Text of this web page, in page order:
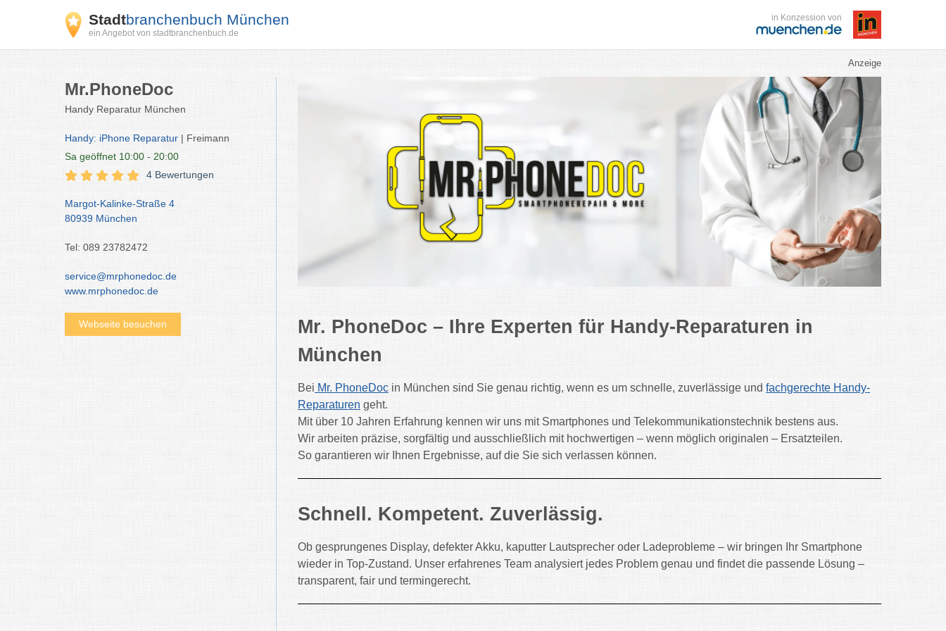
Stadtbranchenbuch München
ein Angebot von stadtbranchenbuch.de
in Konzession von
Anzeige
Mr.PhoneDoc
Handy Reparatur München
Handy: iPhone Reparatur | Freimann
Sa geöffnet 10:00 - 20:00
4 Bewertungen
Margot-Kalinke-Straße 4
80939 München
Tel: 089 23782472
service@mrphonedoc.de
www.mrphonedoc.de
Webseite besuchen
Mr. PhoneDoc – Ihre Experten für Handy-Reparaturen in
München
Bei Mr. PhoneDoc in München sind Sie genau richtig, wenn es um schnelle, zuverlässige und fachgerechte Handy-
Reparaturen geht.
Mit über 10 Jahren Erfahrung kennen wir uns mit Smartphones und Telekommunikationstechnik bestens aus.
Wir arbeiten präzise, sorgfältig und ausschließlich mit hochwertigen – wenn möglich originalen – Ersatzteilen.
So garantieren wir Ihnen Ergebnisse, auf die Sie sich verlassen können.
Schnell. Kompetent. Zuverlässig.
Ob gesprungenes Display, defekter Akku, kaputter Lautsprecher oder Ladeprobleme – wir bringen Ihr Smartphone
wieder in Top-Zustand. Unser erfahrenes Team analysiert jedes Problem genau und findet die passende Lösung –
transparent, fair und termingerecht.